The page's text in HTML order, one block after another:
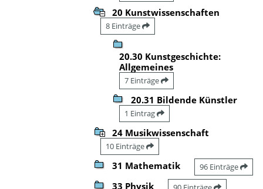
20 Kunstwissenschaften
8 Einträge
20.30 Kunstgeschichte:
Allgemeines
7 Einträge
20.31 Bildende Künstler
1 Eintrag
24 Musikwissenschaft
10 Einträge
31 Mathematik 96 Einträge
33 Physik